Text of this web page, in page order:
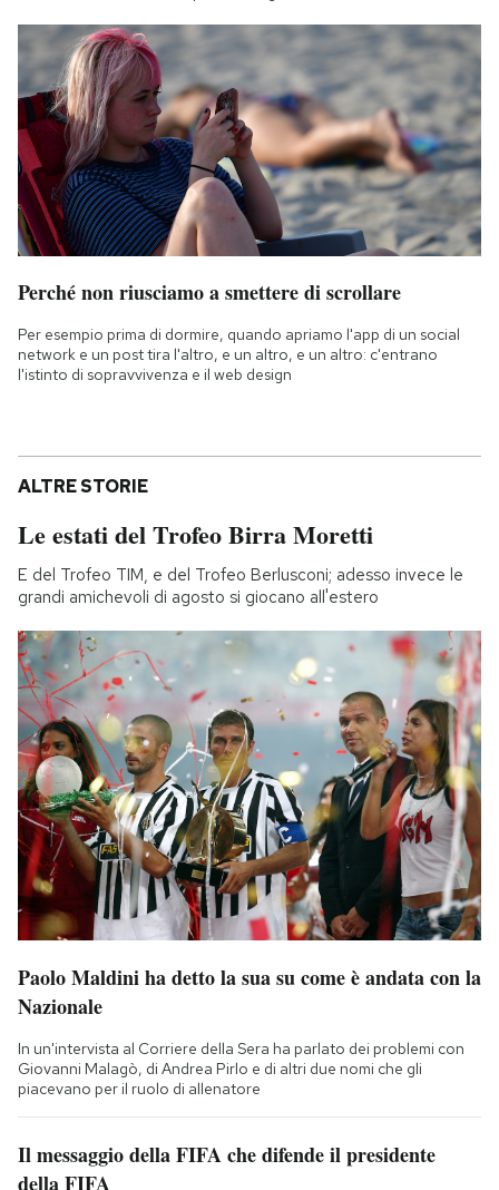
Perché non riusciamo a smettere di scrollare
Per esempio prima di dormire, quando apriamo l'app di un social
network e un post tira l'altro, e un altro, e un altro: c'entrano
l'istinto di sopravvivenza e il web design
ALTRE STORIE
Le estati del Trofeo Birra Moretti
E del Trofeo TIM, e del Trofeo Berlusconi; adesso invece le
grandi amichevoli di agosto si giocano all'estero
Paolo Maldini ha detto la sua su come è andata con la
Nazionale
In un'intervista al Corriere della Sera ha parlato dei problemi con
Giovanni Malagò, di Andrea Pirlo e di altri due nomi che gli
piacevano per il ruolo di allenatore
Il messaggio della FIFA che difende il presidente
della FIFA